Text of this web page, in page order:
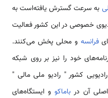
به سرعت گسترش یافته‌است به
که درحال حاضر درحدود 150 رادیوی خصوصی در این کشور فعالیت
فرانسه و محلی پخش می‌کنند.
خود را نیز بر روی شبکه
کشور " رادیو ملی مالی "
آن درباماکو و ایستگاه‌های